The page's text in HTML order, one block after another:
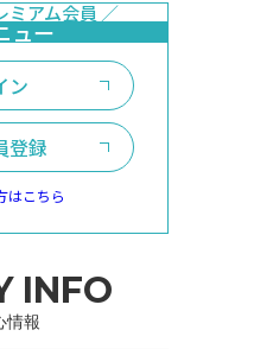
ン
登録
はこちら
INFO
情報